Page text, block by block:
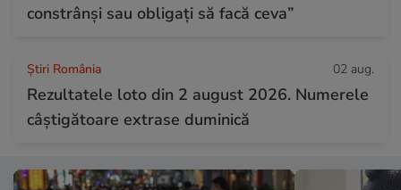
constrânși sau obligați să facă ceva”
Știri România 02 aug.
Rezultatele loto din 2 august 2026. Numerele
câștigătoare extrase duminică